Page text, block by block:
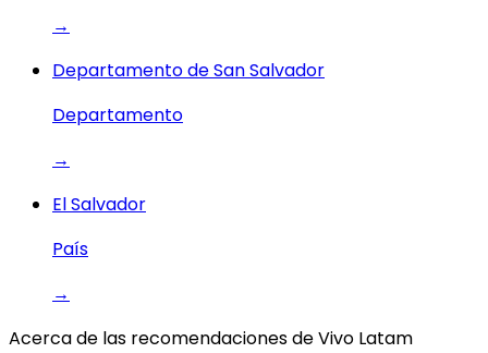
→
Departamento de San Salvador
Departamento
→
El Salvador
País
→
Acerca de las recomendaciones de Vivo Latam